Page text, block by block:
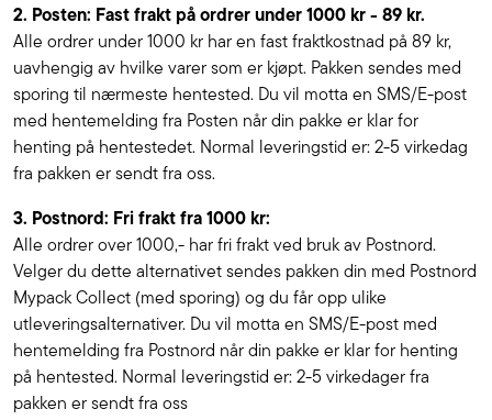
2. Posten: Fast frakt på ordrer under 1000 kr - 89 kr.
Alle ordrer under 1000 kr har en fast fraktkostnad på 89 kr,
uavhengig av hvilke varer som er kjøpt. Pakken sendes med
sporing til nærmeste hentested. Du vil motta en SMS/E-post
med hentemelding fra Posten når din pakke er klar for
henting på hentestedet. Normal leveringstid er: 2-5 virkedag
fra pakken er sendt fra oss.
3. Postnord: Fri frakt fra 1000 kr:
Alle ordrer over 1000,- har fri frakt ved bruk av Postnord.
Velger du dette alternativet sendes pakken din med Postnord
Mypack Collect (med sporing) og du får opp ulike
utleveringsalternativer. Du vil motta en SMS/E-post med
hentemelding fra Postnord når din pakke er klar for henting
på hentested. Normal leveringstid er: 2-5 virkedager fra
pakken er sendt fra oss